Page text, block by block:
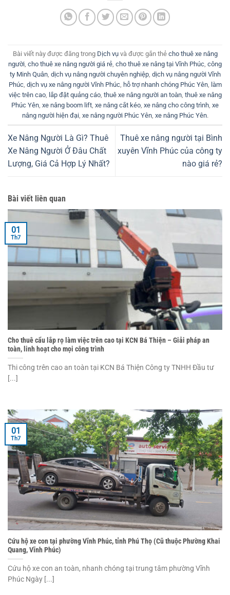
Bài viết này được đăng trong Dịch vụvà được gắn thẻ cho thuê xe nâng
người cho thuê xe nâng người giá rẻ cho thuê xe nâng tại Vĩnh Phúc công
ty Minh Quân, dịch vụ nâng người chuyên nghiệp, dịch vụ nâng người Vĩnh
Phúc, dịch vụ xe nâng người Vĩnh Phúc, hỗ trợ nhanh chóng Phúc Yên, làm
việc trên cao, lắp đặt quảng cáo, thuê xe nâng người an toàn, thuê xe nâng
Phúc Yên xe nâng boom lift xe nâng cắt kéo xe nâng cho công trình xe
nâng người hiện đại, xe nâng người Phúc Yên, xe nâng Phúc Yên.
Xe Nâng Người Là Gì? Thuê
Xe Nâng Người Ở Đâu Chất
Lượng, Giá Cả Hợp Lý Nhất?
Thuê xe nâng người tại Bình
xuyên Vĩnh Phúc của công ty
nào giá rẻ?
Bài viết liên quan
Cho thuê cẩu lắp rọ làm việc trên cao tại KCN Bá Thiện – Giải pháp an
toàn, linh hoạt cho mọi công trình
Thi công trên cao an toàn tại KCN Bá Thiện Công ty TNHH Đầu tư
[...]
01
Th7
Cứu hộ xe con tại phường Vĩnh Phúc, tỉnh Phú Thọ (Cũ thuộc Phường Khai
Quang, Vĩnh Phúc)
Cứu hộ xe con an toàn, nhanh chóng tại trung tâm phường Vĩnh
Phúc Ngày [...]
01
Th7